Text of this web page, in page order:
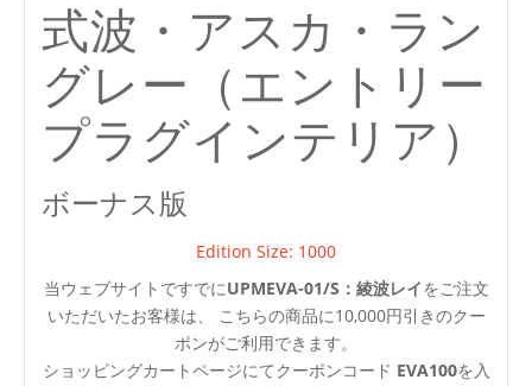
式波・アスカ・ラン
グレー（エントリー
プラグインテリア）
ボーナス版
Edition Size: 1000
当ウェブサイトですでにUPMEVA-01/S：綾波レイをご注文
いただいたお客様は、 こちらの商品に10,000円引きのクー
ポンがご利用できます。
ショッピングカートページにてクーポンコード EVA100を入